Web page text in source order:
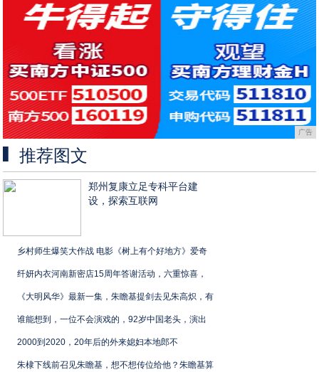
广告
推荐图文
郑州复康立足专科平台建
设，探索互联网
乡村师生爆笑大作战 电影《树上有个好地方》爱奇
纤妍内衣河南新密店15周年答谢活动，六重惊喜，
《大明风华》最新一集，朱瞻基提剑去见朱高炽，有
谁能想到，一位不会演戏的，92岁中国老头，演出
2000到2020，20年后的外来媳妇本地郎不
朱棣下线前召见朱瞻基，想不想传位给他？朱瞻基算